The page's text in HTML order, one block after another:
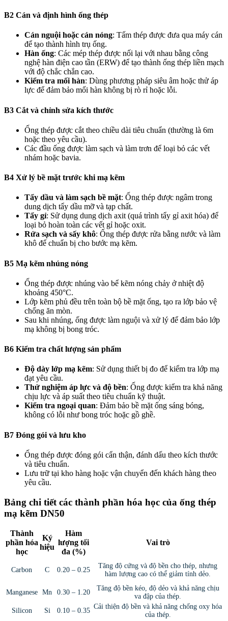
B2 Cán và định hình ống thép
Cán nguội hoặc cán nóng: Tấm thép được đưa qua máy cán
để tạo thành hình trụ ống.
Hàn ống: Các mép thép được nối lại với nhau bằng công
nghệ hàn điện cao tần (ERW) để tạo thành ống thép liền mạch
với độ chắc chắn cao.
Kiểm tra mối hàn: Dùng phương pháp siêu âm hoặc thử áp
lực để đảm bảo mối hàn không bị rò rỉ hoặc lỗi.
B3 Cắt và chỉnh sửa kích thước
Ống thép được cắt theo chiều dài tiêu chuẩn (thường là 6m
hoặc theo yêu cầu).
Các đầu ống được làm sạch và làm trơn để loại bỏ các vết
nhám hoặc bavia.
B4 Xử lý bề mặt trước khi mạ kẽm
Tẩy dầu và làm sạch bề mặt: Ống thép được ngâm trong
dung dịch tẩy dầu mỡ và tạp chất.
Tẩy gỉ: Sử dụng dung dịch axit (quá trình tẩy gỉ axit hóa) để
loại bỏ hoàn toàn các vết gỉ hoặc oxit.
Rửa sạch và sấy khô: Ống thép được rửa bằng nước và làm
khô để chuẩn bị cho bước mạ kẽm.
B5 Mạ kẽm nhúng nóng
Ống thép được nhúng vào bể kẽm nóng chảy ở nhiệt độ
khoảng 450°C.
Lớp kẽm phủ đều trên toàn bộ bề mặt ống, tạo ra lớp bảo vệ
chống ăn mòn.
Sau khi nhúng, ống được làm nguội và xử lý để đảm bảo lớp
mạ không bị bong tróc.
B6 Kiểm tra chất lượng sản phẩm
Độ dày lớp mạ kẽm: Sử dụng thiết bị đo để kiểm tra lớp mạ
đạt yêu cầu.
Thử nghiệm áp lực và độ bền: Ống được kiểm tra khả năng
chịu lực và áp suất theo tiêu chuẩn kỹ thuật.
Kiểm tra ngoại quan: Đảm bảo bề mặt ống sáng bóng,
không có lỗi như bong tróc hoặc gồ ghề.
B7 Đóng gói và lưu kho
Ống thép được đóng gói cẩn thận, đánh dấu theo kích thước
và tiêu chuẩn.
Lưu trữ tại kho hàng hoặc vận chuyển đến khách hàng theo
yêu cầu.
Bảng chi tiết các thành phần hóa học của ống thép
mạ kẽm DN50
Thành
phần hóa
học
Ký
hiệu
Hàm
lượng tối
đa (%)
Vai trò
Carbon C 0.20 – 0.25
Tăng độ cứng và độ bền cho thép, nhưng
hàm lượng cao có thể giảm tính dẻo.
Manganese Mn 0.30 – 1.20
Tăng độ bền kéo, độ dẻo và khả năng chịu
va đập của thép.
Silicon
Si 0.10 – 0.35
Cải thiện độ bền và khả năng chống oxy hóa
của thép.